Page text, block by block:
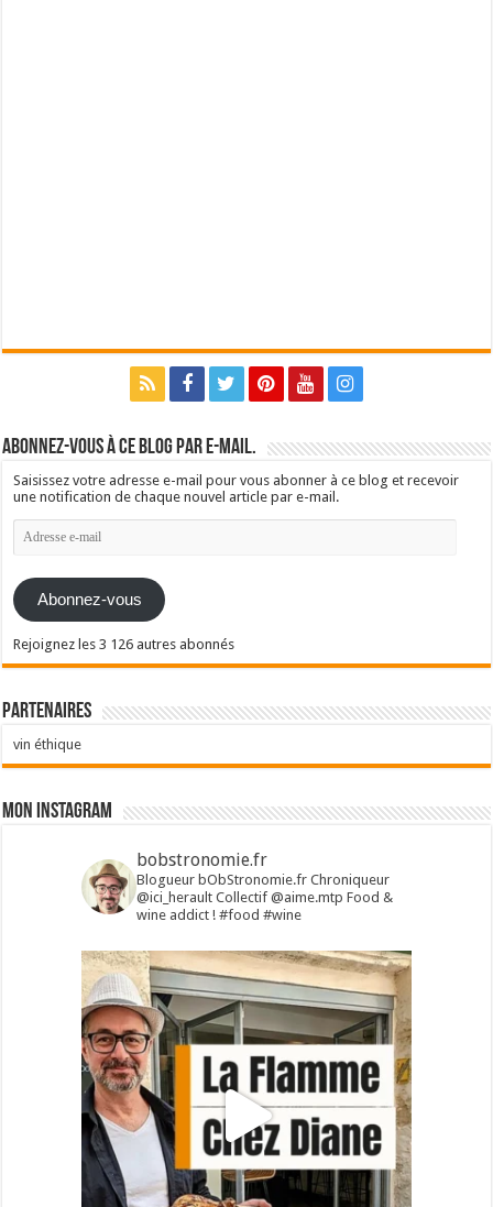
Abonnez-vous à ce blog par e-mail.
Saisissez votre adresse e-mail pour vous abonner à ce blog et recevoir
une notification de chaque nouvel article par e-mail.
Adresse
e-
Abonnez-vous
Rejoignez les 3 126 autres abonnés
Partenaires
vin éthique
Mon Instagram
bobstronomie.fr
Blogueur bObStronomie.fr Chroniqueur
@ici_heraultCollectif @aime.mtp Food &
wine addict !#food #wine